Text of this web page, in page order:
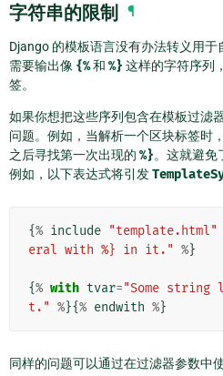
字符串的限制 ¶
Django 的模板语言没有办法转义用
需要输出像 {%和 %} 这样的字符序列
签。
如果你想把这些序列包含在模板过滤
问题。例如，当解析一个区块标签时
之后寻找第一次出现的 %}。这就避免
例如，以下表达式将引发
{% include "template.html"
eral with %} in it." %}
{% with tvar="Some
t." %}{% endwith %}
同样的问题可以通过在过滤器参数中